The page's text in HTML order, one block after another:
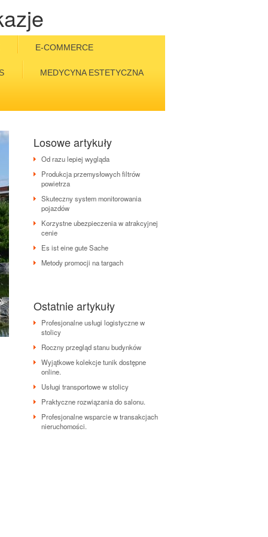
E-COMMERCE
MEDYCYNA ESTETYCZNA
Losowe artykuły
Od razu lepiej wygląda
Produkcja przemysłowych filtrów
powietrza
Skuteczny system monitorowania
pojazdów
Korzystne ubezpieczenia w atrakcyjnej
cenie
Es ist eine gute Sache
Metody promocji na targach
Ostatnie artykuły
Profesjonalne usługi logistyczne w
stolicy
Roczny przegląd stanu budynków
Wyjątkowe kolekcje tunik dostępne
online.
Usługi transportowe w stolicy
Praktyczne rozwiązania do salonu.
Profesjonalne wsparcie w transakcjach
nieruchomości.